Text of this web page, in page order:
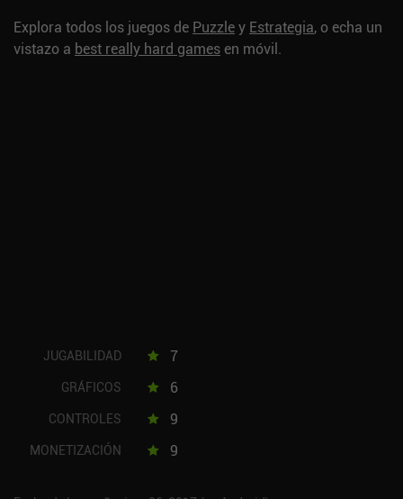
Explora todos los juegos de Puzzley Estrategia, o echa un
vistazo a best really hard games en móvil.
JUGABILIDAD 7
GRÁFICOS 6
CONTROLES 9
MONETIZACIÓN 9